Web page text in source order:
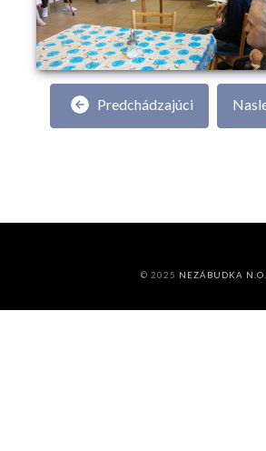
Predchádzajúci
© 2025 NEZÁBUDKA N.O.